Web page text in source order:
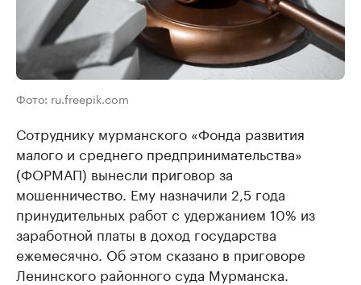
Фото: ru.freepik.com
Сотруднику мурманского «Фонда развития
малого и среднего предпринимательства»
(ФОРМАП) вынесли приговор за
мошенничество. Ему назначили 2,5 года
принудительных работ с удержанием 10% из
заработной платы в доход государства
ежемесячно. Об этом сказано в приговоре
Ленинского районного суда Мурманска.